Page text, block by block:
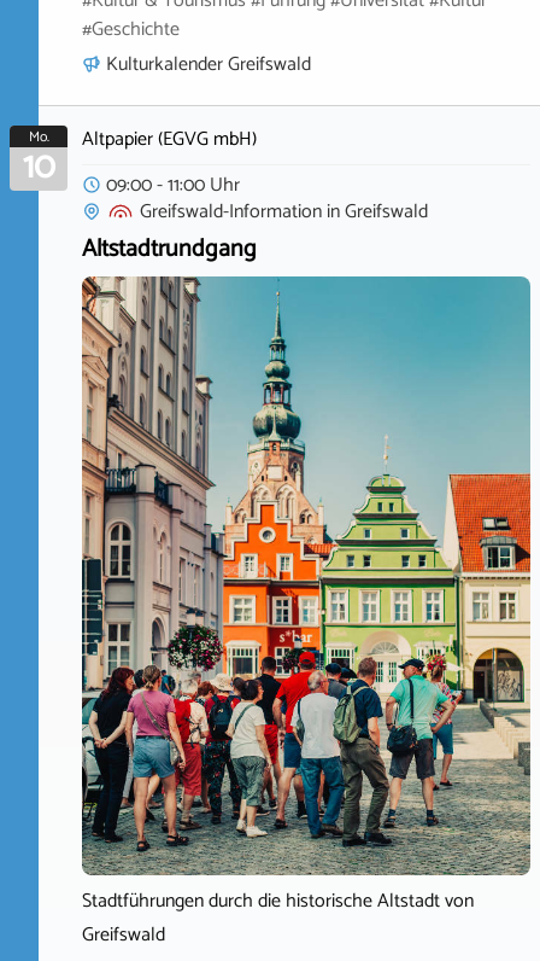
#Geschichte
Kulturkalender Greifswald
Mo.
10
Altpapier (EGVG mbH)
09:00 - 11:00 Uhr
Greifswald-InformationinGreifswald
Altstadtrundgang
Stadtführungen durch die historische Altstadt von
Greifswald